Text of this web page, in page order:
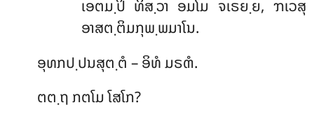
ເອຕມ຺ປິ ທິສ຺ວາ ອມໂມ ຈເຣຍ຺ຍ, ຠເວສຸ
ອາສຕ຺ຕິມກຸພ຺ພມາໂນ.
ອຸທກປ຺ປນສຸຕ຺ຕໍ – ອິທໍ ມຣຓໍ.
ຕຕ຺ຖ ກຕໂມ ໂສໂກ?